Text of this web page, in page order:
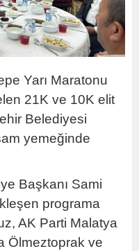
Yarı Maratonu
21K ve 10K elit
Belediyesi
yemeğinde
Başkanı Sami
programa
AK Parti Malatya
Ölmeztoprak ve